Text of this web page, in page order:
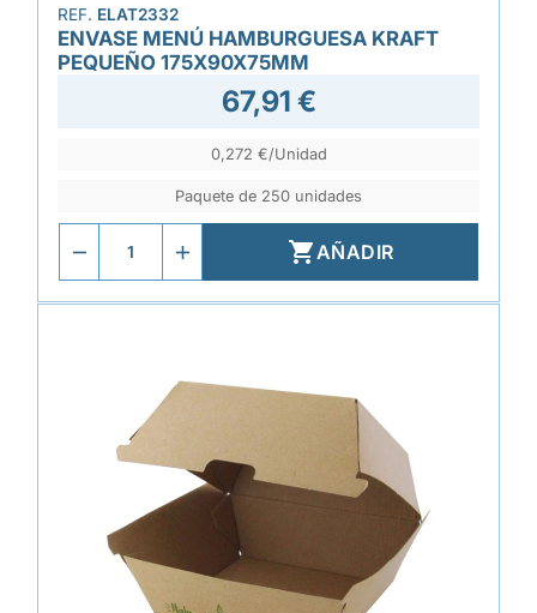
REF. ELAT2332
ENVASE MENÚ HAMBURGUESA KRAFT
PEQUEÑO 175X90X75MM
67,91 €
0,272 €/Unidad
Paquete de 250 unidades
AÑADIR